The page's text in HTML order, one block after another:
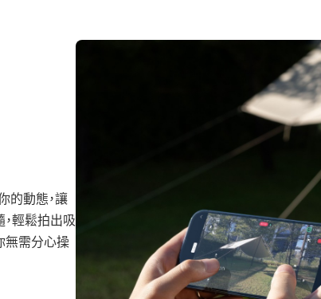
的動態，讓
輕鬆拍出吸
無需分心操